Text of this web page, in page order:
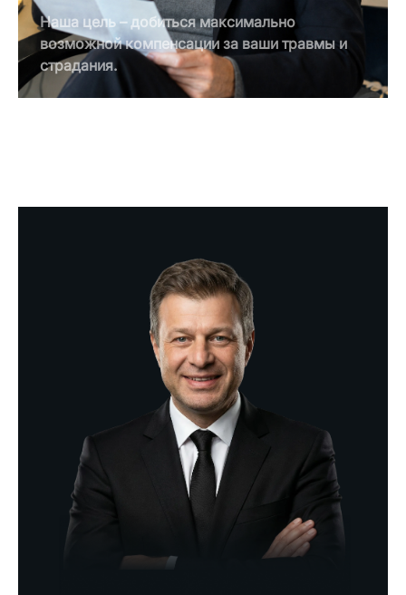
Наша цель – добиться максимально
возможной компенсации за ваши травмы и
страдания.